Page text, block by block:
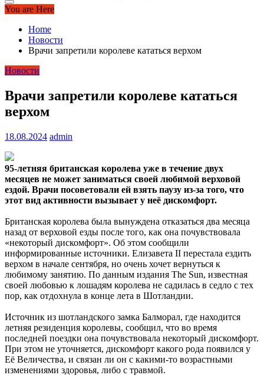
You are Here
Home
Новости
Врачи запретили королеве кататься верхом
Новости
Врачи запретили королеве кататься
верхом
18.08.2024 admin
95-летняя британская королева уже в течение двух
месяцев не может заниматься своей любимой верховой
ездой. Врачи посоветовали ей взять паузу из-за того, что
этот вид активности вызывает у неё дискомфорт.
Британская королева была вынуждена отказаться два месяца
назад от верховой езды после того, как она почувствовала
«некоторый дискомфорт». Об этом сообщили
информированные источники. Елизавета II перестала ездить
верхом в начале сентября, но очень хочет вернуться к
любимому занятию. По данным издания The Sun, известная
своей любовью к лошадям королева не садилась в седло с тех
пор, как отдохнула в конце лета в Шотландии.
Источник из шотландского замка Балморал, где находится
летняя резиденция королевы, сообщил, что во время
последней поездки она почувствовала некоторый дискомфорт.
При этом не уточняется, дискомфорт какого рода появился у
Её Величества, и связан ли он с какими-то возрастными
изменениями здоровья, либо с травмой.